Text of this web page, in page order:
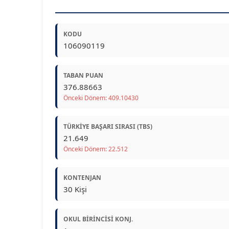
KODU
106090119
TABAN PUAN
376.88663
Önceki Dönem: 409.10430
TÜRKIYE BAŞARI SIRASI (TBS)
21.649
Önceki Dönem: 22.512
KONTENJAN
30 Kişi
OKUL BIRINCISI KONJ.